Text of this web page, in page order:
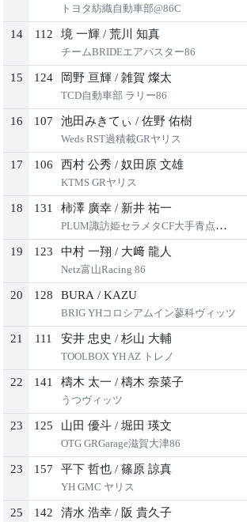
トヨタ紡織自動車部@86C
14 112 境 一輝 / 荒川 知真
チームBRIDEエアバスター86
15 124 岡野 亘輝 / 雑賀 燦太
TCD自動車部 ラリー86
16 107 池田みきてぃ / 佐野 佑樹
Weds RST過積載GRヤリス
17 106 西村 公秀 / 奴田原 文雄
KTMS GRヤリス
18 131 柿澤 廣幸 / 新井 祐一
PLUM諏訪姫セラメタCF大手青点ヤリス
19 123 中村 一翔 / 大﨑 龍人
Netz富山Racing 86
20 128 BURA / KAZU
BRIG YHコロシアムイン蓼科ヴィッツ
21 111 安井 忠史 / 杉山 大輔
TOOLBOX YH AZ トレノ
22 141 檮木 太一 / 檮木 奈菜子
うつヴィッツ
23 125 山田 優斗 / 堀田 瑛文
OTG GRGarage滋賀大津86
23 157 平下 哲也 / 篠原 諒真
YH GMC ヤリス
25 142 清水 浩幸 / 阪 貴久子